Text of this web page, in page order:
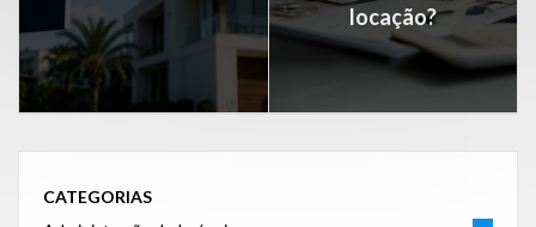
locação?
CATEGORIAS